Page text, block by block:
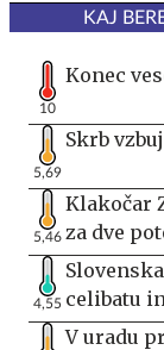
KAJ
10
Konec
5,69
Skrb
5,46
Klakočar
za dve
4,55 celibatu
V uradu